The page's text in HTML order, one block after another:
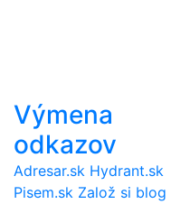
Výmena
odkazov
Adresar.sk Hydrant.sk
Pisem.sk Založ si blog